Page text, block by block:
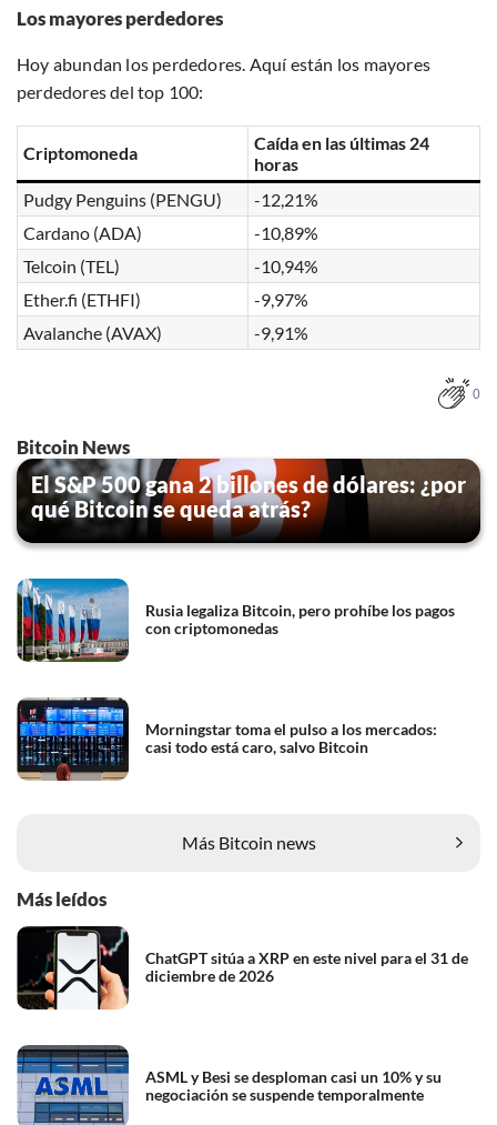
Los mayores perdedores
Hoy abundan los perdedores. Aquí están los mayores
perdedores del top 100:
Criptomoneda
Caída en las últimas 24
horas
Pudgy Penguins (PENGU)
-12,21%
Cardano (ADA)
-10,89%
Telcoin (TEL)
-10,94%
Ether.fi (ETHFI)
-9,97%
Avalanche (AVAX)
-9,91%
0
Bitcoin News
El S&P 500 gana 2 billones de dólares: ¿por
qué Bitcoin se queda atrás?
Rusia legaliza Bitcoin, pero prohíbe los pagos
con criptomonedas
Morningstar toma el pulso a los mercados:
casi todo está caro, salvo Bitcoin
Más Bitcoin news
Más leídos
ChatGPT sitúa a XRP en este nivel para el 31 de
diciembre de 2026
ASML y Besi se desploman casi un 10% y su
negociación se suspende temporalmente